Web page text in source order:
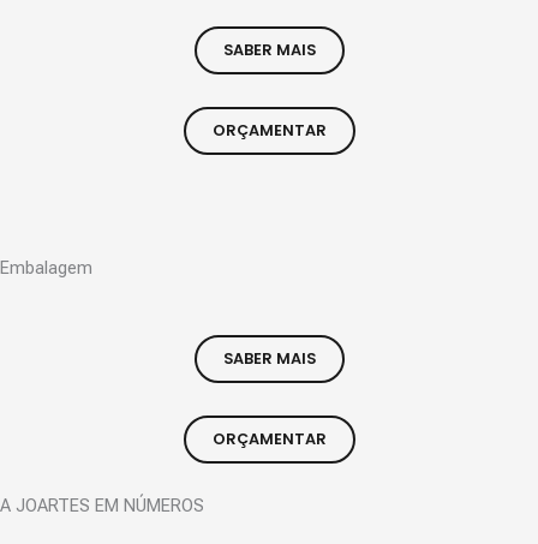
SABER MAIS
ORÇAMENTAR
Embalagem
SABER MAIS
ORÇAMENTAR
A JOARTES EM NÚMEROS